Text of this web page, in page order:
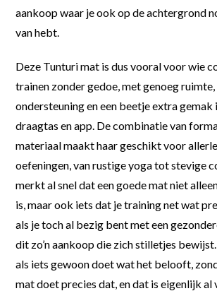
aankoop waar je ook op de achtergrond
van hebt.
Deze Tunturi mat is dus vooral voor wie
trainen zonder gedoe, met genoeg
ondersteuning en een beetje extra gemak
draagtas en app. De combinatie van
materiaal maakt haar geschikt voor
oefeningen, van rustige yoga tot stevige
merkt al snel dat een goede mat niet
is, maar ook iets dat je training net wat
als je toch al bezig bent met een
dit zo’n aankoop die zich stilletjes
als iets gewoon doet wat het belooft,
mat doet precies dat, en dat is eigenlijk al